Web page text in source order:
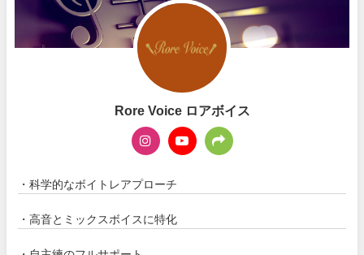
Rore Voice ロアボイス
・科学的なボイトレアプローチ
・高音とミックスボイスに特化